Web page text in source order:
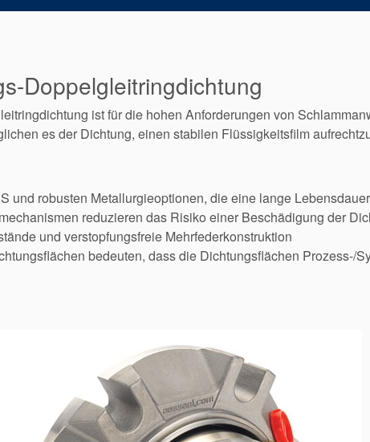
Doppelgleitringdichtung
ist für die hohen Anforderungen von
es der Dichtung, einen stabilen Flüssigkeitsfilm
und robusten Metallurgieoptionen, die eine lange
reduzieren das Risiko einer Beschädigung der
und verstopfungsfreie Mehrfederkonstruktion
bedeuten, dass die Dichtungsflächen Prozess-/